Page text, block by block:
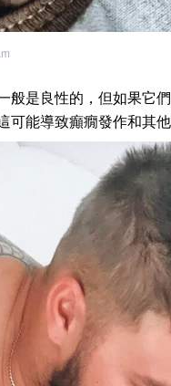
般是良性的，但如果它
可能導致癲癇發作和其